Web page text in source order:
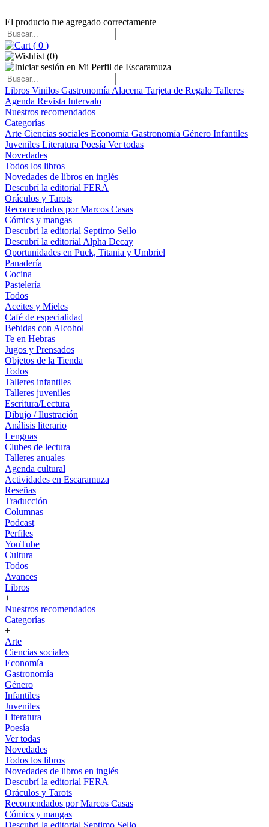
El producto fue agregado correctamente
( 0 )
(0)
Libros Vinilos Gastronomía Alacena Tarjeta de Regalo Talleres
Agenda Revista Intervalo
Nuestros recomendados
Categorías
Arte Ciencias sociales Economía Gastronomía Género Infantiles
Juveniles Literatura Poesía Ver todas
Novedades
Todos los libros
Novedades de libros en inglés
Descubrí la editorial FERA
Oráculos y Tarots
Recomendados por Marcos Casas
Cómics y mangas
Descubri la editorial Septimo Sello
Descubrí la editorial Alpha Decay
Oportunidades en Puck, Titania y Umbriel
Panadería
Cocina
Pastelería
Todos
Aceites y Mieles
Café de especialidad
Bebidas con Alcohol
Te en Hebras
Jugos y Prensados
Objetos de la Tienda
Todos
Talleres infantiles
Talleres juveniles
Escritura/Lectura
Dibujo / Ilustración
Análisis literario
Lenguas
Clubes de lectura
Talleres anuales
Agenda cultural
Actividades en Escaramuza
Reseñas
Traducción
Columnas
Podcast
Perfiles
YouTube
Cultura
Todos
Avances
Libros
+
Nuestros recomendados
Categorías
+
Arte
Ciencias sociales
Economía
Gastronomía
Género
Infantiles
Juveniles
Literatura
Poesía
Ver todas
Novedades
Todos los libros
Novedades de libros en inglés
Descubrí la editorial FERA
Oráculos y Tarots
Recomendados por Marcos Casas
Cómics y mangas
Descubri la editorial Septimo Sello